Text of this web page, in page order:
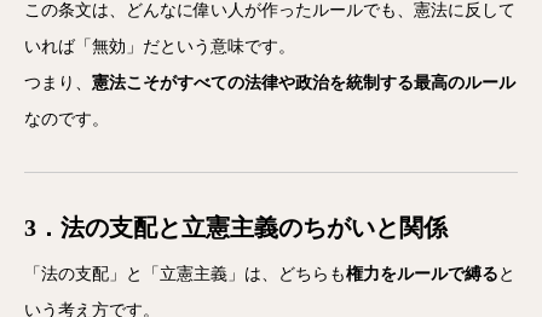
この条文は、どんなに偉い人が作ったルールでも、憲法に反して
いれば「無効」だという意味です。
つまり、 憲法こそがすべての法律や政治を統制する最高のルール
なのです。
3．法の支配と立憲主義のちがいと関係
「法の支配」と「立憲主義」は、どちらも権力をルールで縛る と
いう考え方です。